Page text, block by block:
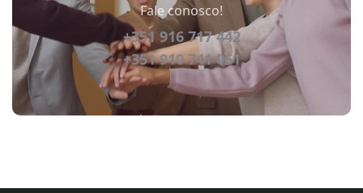
Fale conosco!
+351 916 717 442
+351 910 741 061